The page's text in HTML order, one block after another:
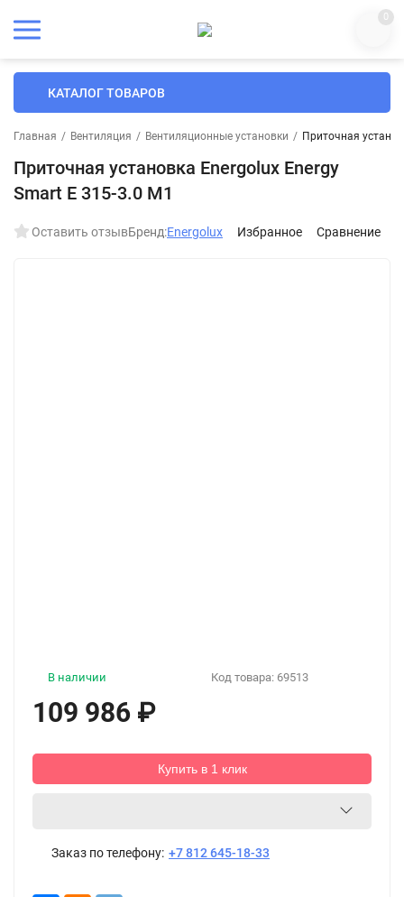
0
КАТАЛОГ ТОВАРОВ
Главная / Вентиляция / Вентиляционные установки / Приточная
Приточная установка Energolux Energy
Smart E 315-3.0 M1
Оставить отзывБренд:Energolux Избранное Сравнение
Код товара: 69513
В наличии
109 986 ₽
Купить в 1 клик
Заказ по телефону: +7 812 645-18-33